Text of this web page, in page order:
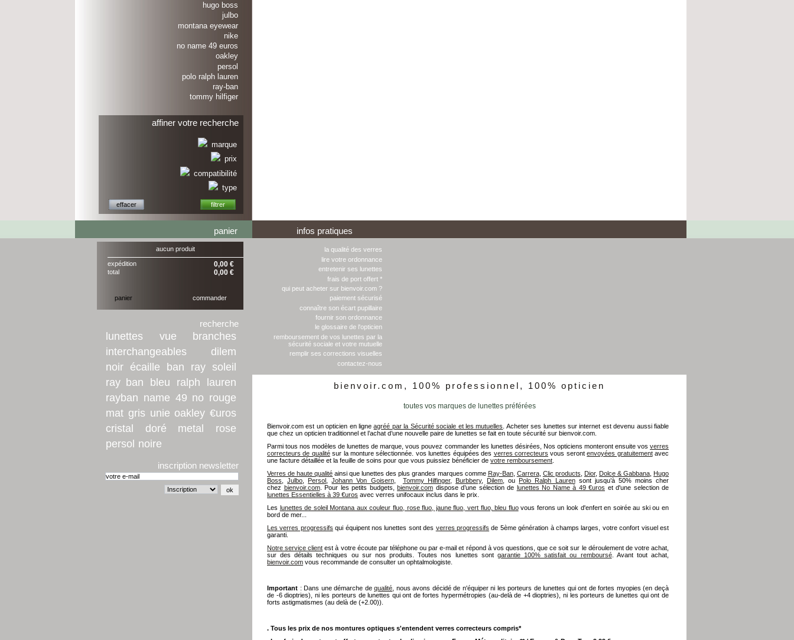
hugo boss
julbo
montana eyewear
nike
no name 49 euros
oakley
persol
polo ralph lauren
ray-ban
tommy hilfiger
affiner votre recherche
marque
prix
compatibilité
type
panier
aucun produit
expédition 0,00 €
total 0,00 €
panier commander
recherche
lunettes vue
branches
interchangeables
dilem
noir
écaille ban ray soleil
ray ban
bleu ralph
lauren
rayban name 49 no rouge
mat gris unie oakley €uros
cristal
doré metal
rose
persol noire
inscription newsletter
infos pratiques
la qualité des verres
lire votre ordonnance
entretenir ses lunettes
frais de port offert *
qui peut acheter sur bienvoir.com ?
paiement sécurisé
connaître son écart pupillaire
fournir son ordonnance
le glossaire de l'opticien
remboursement de vos lunettes par la
sécurité sociale et votre mutuelle
remplir ses corrections visuelles
contactez-nous
bienvoir.com, 100% professionnel, 100% opticien
toutes vos marques de lunettes préférées
Bienvoir.com est un opticien en ligneagréé par la Sécurité sociale et les mutuelles. Acheter ses lunettes sur internet est devenu aussi fiable
que chez un opticien traditionnel et l’achat d’une nouvelle paire de lunettes se fait en toute sécurité sur bienvoir.com.
Parmi tous nos modèles de lunettes de marque, vous pouvez commander les lunettes désirées, Nos opticiens monteront ensuite vos verres
correcteurs de qualitésur la monture sélectionnée. vos lunettes équipées des verres correcteurs vous serontenvoyées gratuitementavec
une facture détaillée et la feuille de soins pour que vous puissiez bénéficier de votre remboursement.
Verres de haute qualité ainsi que lunettes des plus grandes marques comme Ray-Ban, Carrera, Clic products, Dior, Dolce & Gabbana, Hugo
Boss,Julbo, Persol ,Johann Von Goisern, Tommy Hilfinger, Burbbery, Dilem, ou Polo Ralph Laurensont jusqu’à 50% moins cher
chez bienvoir.com. Pour les petits budgets, bienvoir.com dispose d’une sélection de lunettes No Name à 49 €uros et d'une selection de
lunettes Essentielles à 39 €uros avec verres unifocaux inclus dans le prix.
Les lunettes de soleil Montana aux couleur fluo, rose fluo, jaune fluo, vert fluo, bleu fluovous ferons un look d'enfert en soirée au ski ou en
bord de mer...
Les verres progressifs qui équipent nos lunettes sont des verres progressifs de 5ème génération à champs larges, votre confort visuel est
garanti.
Notre service client est à votre écoute par téléphone ou par e-mail et répond à vos questions, que ce soit sur le déroulement de votre achat,
sur des détails techniques ou sur nos produits. Toutes nos lunettes sont garantie 100% satisfait ou remboursé. Avant tout achat,
bienvoir.com vous recommande de consulter un ophtalmologiste.
Important : Dans une démarche dequalité, nous avons décidé de n'équiper ni les porteurs de lunettes qui ont de fortes myopies (en deçà
de -6 dioptries), ni les porteurs de lunettes qui ont de fortes hypermétropies (au-delà de +4 dioptries), ni les porteurs de lunettes qui ont de
forts astigmatismes (au delà de (+2.00)).
. Tous les prix de nos montures optiques s'entendent verres correcteurs compris*